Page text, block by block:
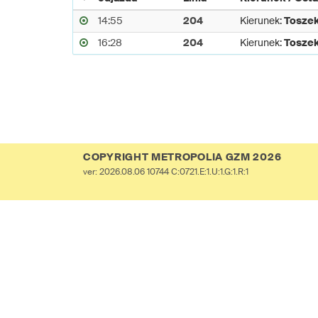
14:55 204 Kierunek:
16:28 204 Kierunek:
COPYRIGHT METROPOLIA GZM 2026
ver: 2026.08.06 10744 C:0721.E:1.U:1.G:1.R:1